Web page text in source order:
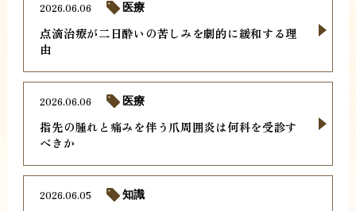
点滴治療が二日酔いの苦しみを劇的に緩和する理
由
2026.06.06 医療
指先の腫れと痛みを伴う爪周囲炎は何科を受診す
べきか
2026.06.06 医療
2026.06.05 知識